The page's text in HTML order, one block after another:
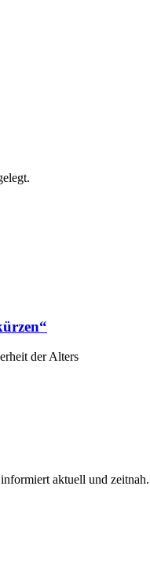
der Alters
aktuell und